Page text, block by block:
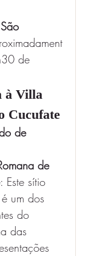
de
à Villa
Cucufate
de
de
: Este sítio
um dos
do
das